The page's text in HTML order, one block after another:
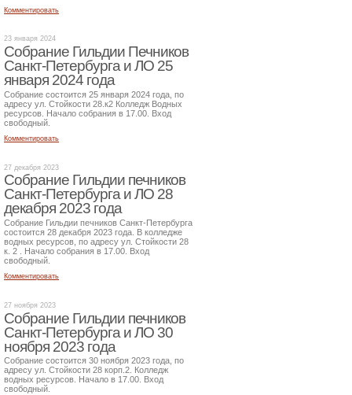
Комментировать
23 января 2024
Собрание Гильдии Печников
Санкт-Петербурга и ЛО 25
января 2024 года
Собрание состоится 25 января 2024 года, по
адресу ул. Стойкости 28.к2 Колледж Водных
ресурсов. Начало собрания в 17.00. Вход
свободный.
Комментировать
27 декабря 2023
Собрание Гильдии печников
Санкт-Петербурга и ЛО 28
декабря 2023 года
Собрание Гильдии печников Санкт-Петербурга
состоится 28 декабря 2023 года. В колледже
водных ресурсов, по адресу ул. Стойкости 28
к. 2 . Начало собрания в 17.00. Вход
свободный.
Комментировать
27 ноября 2023
Собрание Гильдии печников
Санкт-Петербурга и ЛО 30
ноября 2023 года
Собрание состоится 30 ноября 2023 года, по
адресу ул. Стойкости 28 корп.2. Колледж
водных ресурсов. Начало в 17.00. Вход
свободный.